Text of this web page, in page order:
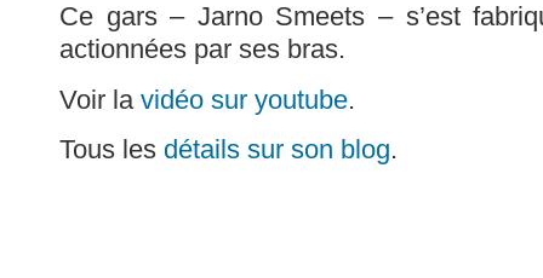
Ce gars – Jarno Smeets – s’est
actionnées par ses bras.
Voir la vidéo sur youtube.
Tous les détails sur son blog.